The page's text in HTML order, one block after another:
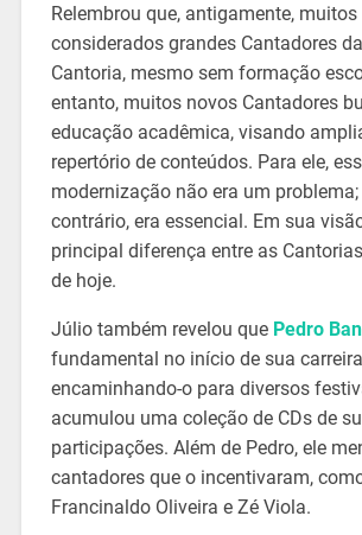
Relembrou que, antigamente,
considerados grandes Cantadores
Cantoria, mesmo sem formação
entanto, muitos novos Cantadores
educação acadêmica, visando
repertório de conteúdos. Para ele,
modernização não era um
contrário, era essencial. Em sua
principal diferença entre as
de hoje.
Júlio também revelou que Pedro
fundamental no início de sua
encaminhando-o para diversos
acumulou uma coleção de CDs de
participações. Além de Pedro, ele
cantadores que o incentivaram,
Francinaldo Oliveira e Zé Viola.